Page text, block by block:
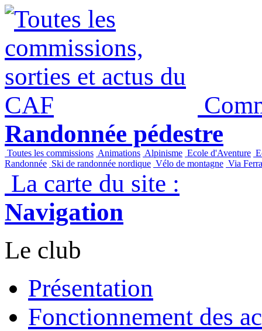
Randonnée pédestre
Toutes les commissions Animations Alpinisme Ecole d'Aventure
Randonnée Ski de randonnée nordique Vélo de montagne Via
La carte du site :
Navigation
Le club
Présentation
Fonctionnement des